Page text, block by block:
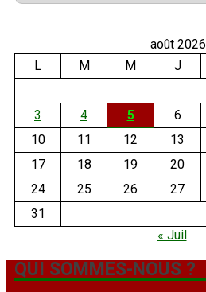
août 2026
L
M M J
3
4 5 6
10
11 12 13
17
18 19 20
24
25 26 27
31
« Juil
QUI SOMMES-NOUS ?